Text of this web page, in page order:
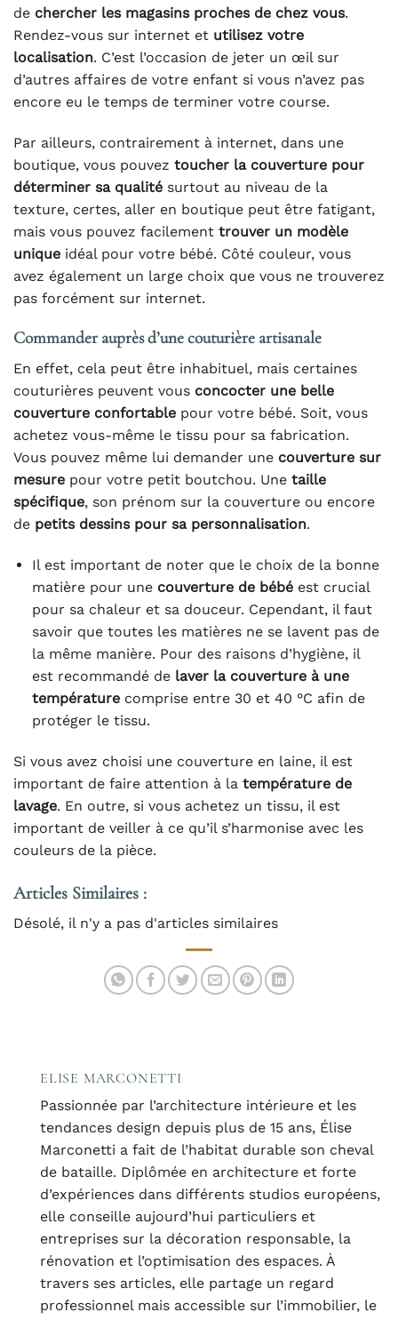
de chercher les magasins proches de chez vous.
Rendez-vous sur internet et utilisez votre
localisation. C’est l’occasion de jeter un œil sur
d’autres affaires de votre enfant si vous n’avez pas
encore eu le temps de terminer votre course.
Par ailleurs, contrairement à internet, dans une
boutique, vous pouvez toucher la couverture pour
déterminer sa qualité surtout au niveau de la
texture, certes, aller en boutique peut être fatigant,
mais vous pouvez facilement trouver un modèle
unique idéal pour votre bébé. Côté couleur, vous
avez également un large choix que vous ne trouverez
pas forcément sur internet.
Commander auprès d’une couturière artisanale
En effet, cela peut être inhabituel, mais certaines
couturières peuvent vous concocter une belle
couverture confortable pour votre bébé. Soit, vous
achetez vous-même le tissu pour sa fabrication.
Vous pouvez même lui demander une couverture sur
mesure pour votre petit boutchou. Une taille
spécifique, son prénom sur la couverture ou encore
de petits dessins pour sa personnalisation.
Il est important de noter que le choix de la bonne
matière pour une couverture de bébéest crucial
pour sa chaleur et sa douceur. Cependant, il faut
savoir que toutes les matières ne se lavent pas de
la même manière. Pour des raisons d’hygiène, il
est recommandé de laver la couverture à une
températurecomprise entre 30 et 40 °C afin de
protéger le tissu.
Si vous avez choisi une couverture en laine, il est
important de faire attention à la température de
lavage. En outre, si vous achetez un tissu, il est
important de veiller à ce qu’il s’harmonise avec les
couleurs de la pièce.
Articles Similaires :
Désolé, il n'y a pas d'articles similaires
ELISE MARCONETTI
Passionnée par l’architecture intérieure et les
tendances design depuis plus de 15 ans, Élise
Marconetti a fait de l’habitat durable son cheval
de bataille. Diplômée en architecture et forte
d’expériences dans différents studios européens,
elle conseille aujourd’hui particuliers et
entreprises sur la décoration responsable, la
rénovation et l’optimisation des espaces. À
travers ses articles, elle partage un regard
professionnel mais accessible sur l’immobilier, le